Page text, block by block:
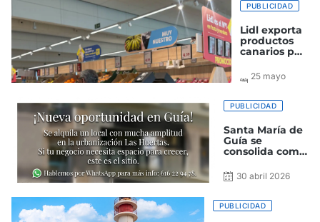
PUBLICIDAD
Lidl exporta
productos
canarios por
millón de
euros
25 mayo
PUBLICIDAD
Santa María de
Guía se
consolida como
Disponible un
amplio local en
Las Huertas
30 abril 2026
PUBLICIDAD